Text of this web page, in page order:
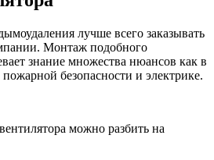
лучше всего заказывать
Монтаж подобного
знание множества нюансов как в
безопасности и электрике.
можно разбить на